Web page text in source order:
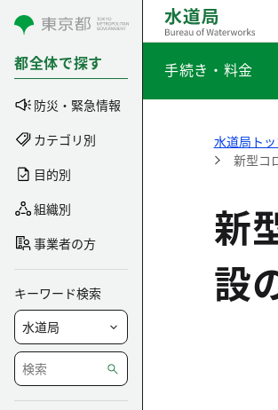
コンテンツにスキップ
都全体で探す
防災・緊急情報
カテゴリ別
目的別
組織別
事業者の方
キーワード検索
手続き・料金
水道局ト
新型コ
新
設